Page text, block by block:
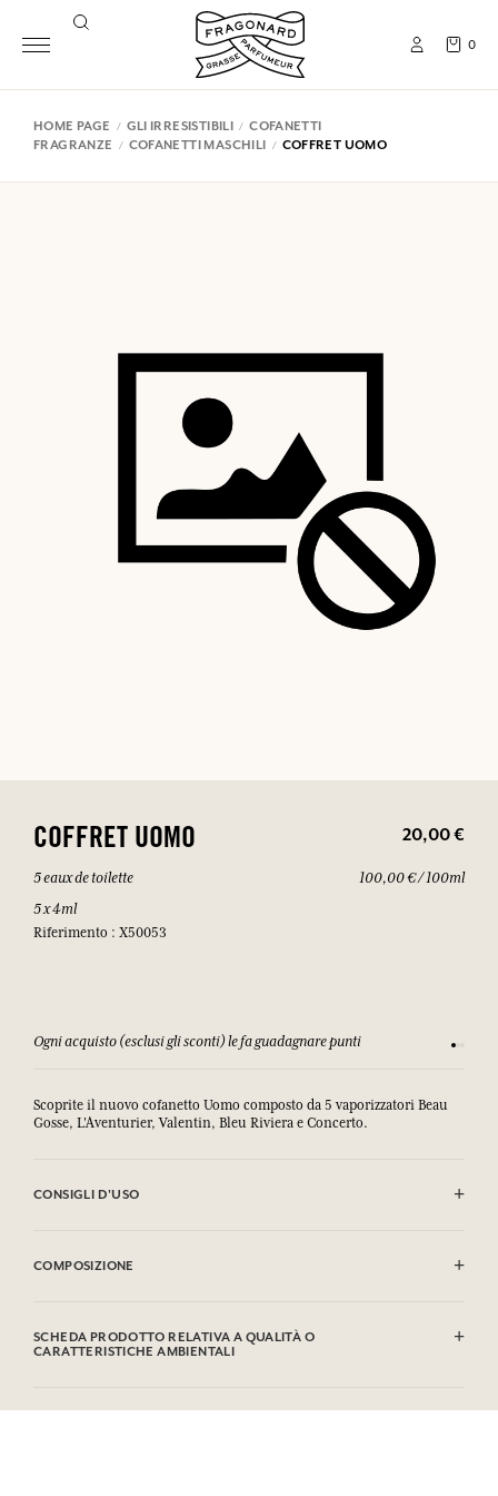
0
HOME PAGE GLI IRRESISTIBILI
COFANETTI
FRAGRANZE
COFANETTI MASCHILI COFFRET UOMO
COFFRET UOMO 20,00 €
5 eaux de toilette
5 x 4ml
Riferimento : X50053
100,00 € / 100ml
Ogni acquisto (esclusi gli sconti) le fa guadagnare punti
Scoprite il nuovo cofanetto Uomo composto da 5 vaporizzatori Beau
Gosse, L'Aventurier, Valentin, Bleu Riviera e Concerto.
CONSIGLI D'USO
COMPOSIZIONE
Alcohol denat. (SD Alcohol 39-C), Aqua (Water), Parfum (Fragrance),
Limonene, Linalool, Citronellol, Alpha-Isomethyl lonone, Citral,
SCHEDA PRODOTTO RELATIVA A QUALITÀ O
CARATTERISTICHE AMBIENTALI
Si prega di consultare le qualità o le caratteristiche ambientali